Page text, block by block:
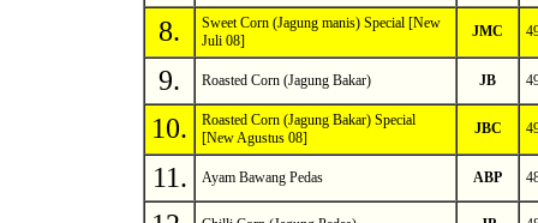
8.
Sweet Corn (Jagung manis) Special [New
Juli 08]
JMC
9. Roasted Corn (Jagung Bakar) JB
10.
Roasted Corn (Jagung Bakar) Special
[New Agustus 08]
JBC
11. Ayam Bawang Pedas ABP